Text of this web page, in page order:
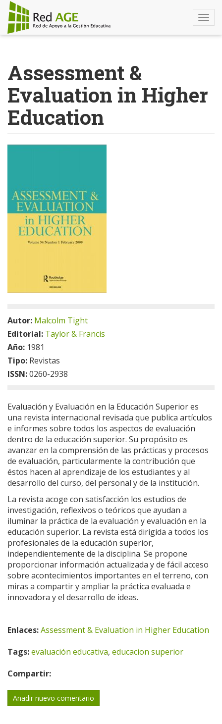
contenido
principal
Assessment &
Evaluation in Higher
Education
Autor: Malcolm Tight
Editorial: Taylor & Francis
Año: 1981
Tipo: Revistas
ISSN:0260-2938
Evaluación y Evaluación en la Educación Superior es
una revista internacional revisada que publica artículos
e informes sobre todos los aspectos de evaluación
dentro de la educación superior. Su propósito es
avanzar en la comprensión de las prácticas y procesos
de evaluación, particularmente la contribución que
éstos hacen al aprendizaje de los estudiantes y al
desarrollo del curso, del personal y de la institución.
La revista acoge con satisfacción los estudios de
investigación, reflexivos o teóricos que ayudan a
iluminar la práctica de la evaluación y evaluación en la
educación superior. La revista está dirigida a todos los
profesionales de la educación superior,
independientemente de la disciplina. Se propone
proporcionar información actualizada y de fácil acceso
sobre acontecimientos importantes en el terreno, con
miras a compartir y ampliar la práctica evaluada e
innovadora y el desarrollo de ideas.
Enlaces:Assessment & Evaluation in Higher Education
Tags:evaluación educativa, educacion superior
Compartir:
Añadir nuevo comentario